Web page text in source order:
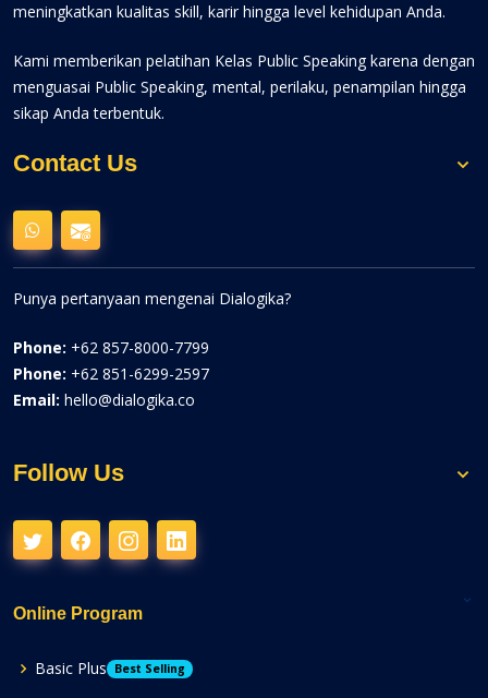
meningkatkan kualitas skill, karir hingga level kehidupan Anda.
Kami memberikan pelatihan Kelas Public Speaking karena dengan
menguasai Public Speaking, mental, perilaku, penampilan hingga
sikap Anda terbentuk.
Contact Us
Punya pertanyaan mengenai Dialogika?
Phone: +62 857-8000-7799
Phone: +62 851-6299-2597
Email: hello@dialogika.co
Follow Us
Online Program
Basic Plus Best Selling